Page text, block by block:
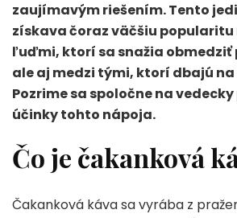
zaujímavým riešením. Tento
získava čoraz väčšiu popularitu
ľuďmi, ktorí sa snažia obmedziť
ale aj medzi tými, ktorí dbajú na
Pozrime sa spoločne na
účinky tohto nápoja.
Čo je čakanková
Čakanková káva sa vyrába z